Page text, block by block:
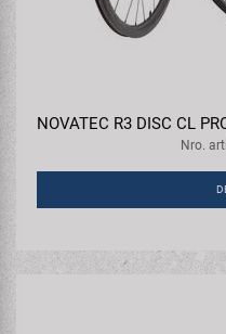
NOVATEC R3 DISC CL
Nro.